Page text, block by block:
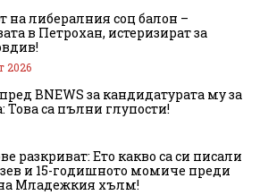
на либералния соц балон –
в Петрохан, истеризират за
2026
BNEWS за кандидатурата му за
Това са пълни глупости!
разкриват: Ето какво са си писали
и 15-годишното момиче преди
на Младежкия хълм!